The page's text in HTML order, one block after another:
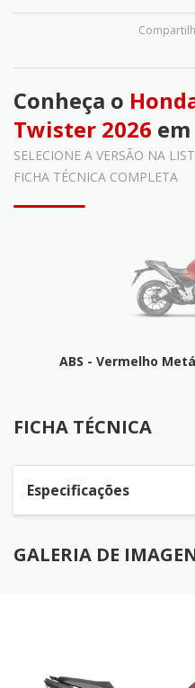
Conheça o
Twister 2026
SELECIONE A VERSÃO NA
FICHA TÉCNICA COMPLETA
ABS - Vermelho
FICHA TÉCNICA
Especificações
GALERIA DE